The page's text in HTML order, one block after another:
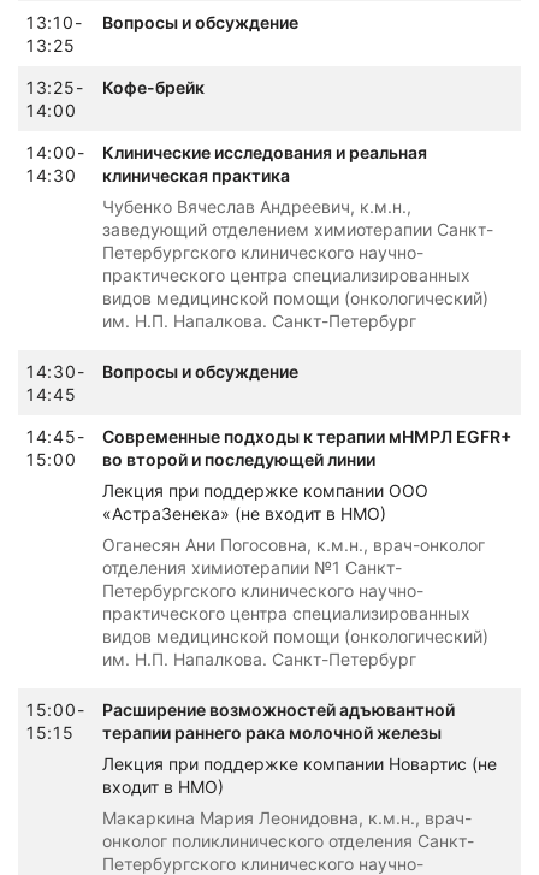
13:10-
13:25
Вопросы и обсуждение
13:25-
14:00
Кофе-брейк
14:00-
14:30
Клинические исследования и реальная
клиническая практика
Чубенко Вячеслав Андреевич, к.м.н.,
заведующий отделением химиотерапии Санкт-
Петербургского клинического научно-
практического центра специализированных
видов медицинской помощи (онкологический)
им. Н.П. Напалкова. Санкт-Петербург
14:30-
14:45
Вопросы и обсуждение
14:45-
15:00
Современные подходы к терапии мНМРЛ EGFR+
во второй и последующей линии
Лекция при поддержке компании ООО
«АстраЗенека» (не входит в НМО)
Оганесян Ани Погосовна, к.м.н., врач-онколог
отделения химиотерапии №1 Санкт-
Петербургского клинического научно-
практического центра специализированных
видов медицинской помощи (онкологический)
им. Н.П. Напалкова. Санкт-Петербург
15:00-
15:15
Расширение возможностей адъювантной
терапии раннего рака молочной железы
Лекция при поддержке компании Новартис (не
входит в НМО)
Макаркина Мария Леонидовна, к.м.н., врач-
онколог поликлинического отделения Санкт-
Петербургского клинического научно-